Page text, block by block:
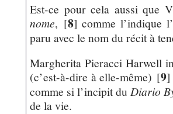
Est-ce pour cela aussi que
nome, [8] comme l’indique
paru avec le nom du récit à
Margherita Pieracci Harwell
(c’est-à-dire à elle-même) [9]
comme si l’incipit du Diario
de la vie.